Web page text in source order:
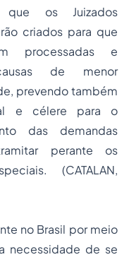
os Juizados
criados para que
processadas e
de menor
prevendo também
e célere para o
das demandas
perante os
(CATALAN,
no Brasil por meio
necessidade de se